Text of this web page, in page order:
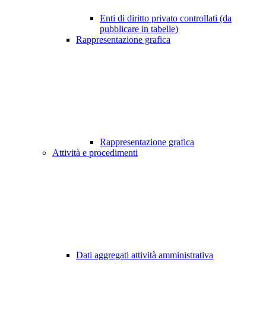
Enti di diritto privato controllati (da
pubblicare in tabelle)
Rappresentazione grafica
Rappresentazione grafica
Attività e procedimenti
Dati aggregati attività amministrativa